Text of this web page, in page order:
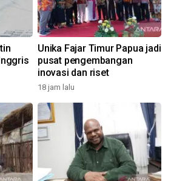
Unika Fajar Timur Papua jadi
pusat pengembangan
inovasi dan riset
18 jam lalu